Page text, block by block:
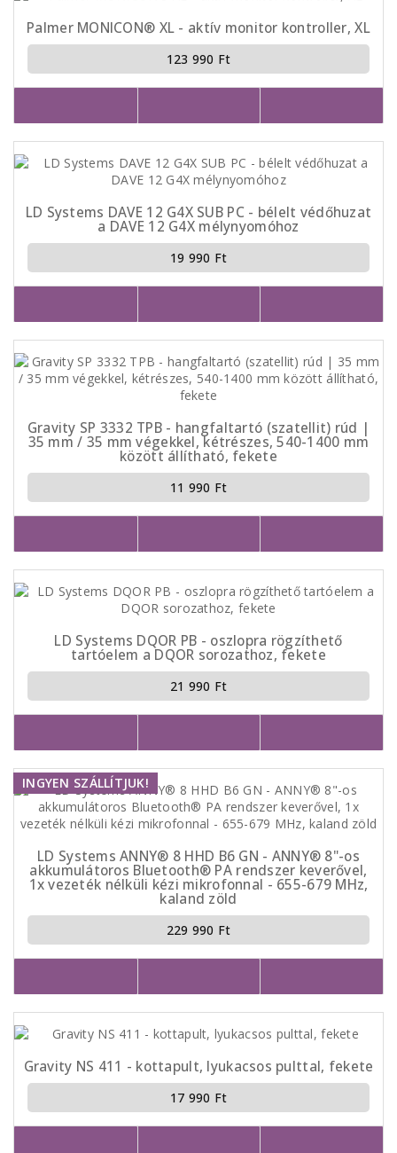
Palmer MONICON® XL - aktív monitor kontroller, XL
123 990 Ft
LD Systems DAVE 12 G4X SUB PC - bélelt védőhuzat
a DAVE 12 G4X mélynyomóhoz
19 990 Ft
Gravity SP 3332 TPB - hangfaltartó (szatellit) rúd |
35 mm / 35 mm végekkel, kétrészes, 540-1400 mm
között állítható, fekete
11 990 Ft
LD Systems DQOR PB - oszlopra rögzíthető
tartóelem a DQOR sorozathoz, fekete
21 990 Ft
INGYEN SZÁLLÍTJUK!
LD Systems ANNY® 8 HHD B6 GN - ANNY® 8"-os
akkumulátoros Bluetooth® PA rendszer keverővel,
1x vezeték nélküli kézi mikrofonnal - 655-679 MHz,
kaland zöld
229 990 Ft
Gravity NS 411 - kottapult, lyukacsos pulttal, fekete
17 990 Ft